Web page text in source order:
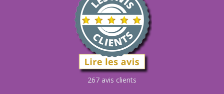
267 avis clients